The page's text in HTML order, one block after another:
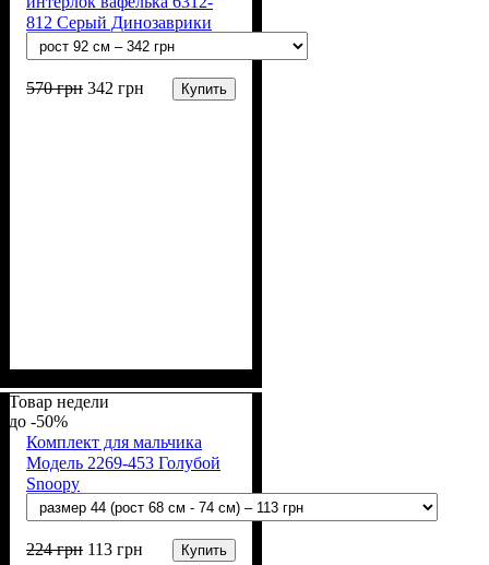
812 Серый Динозаврики
570грн 342 грн Купить
вафелька (100% хлопок)
Товар недели
-50%
Комплект для мальчика
Модель 2269-453 Голубой
Snoopy
224грн 113 грн Купить